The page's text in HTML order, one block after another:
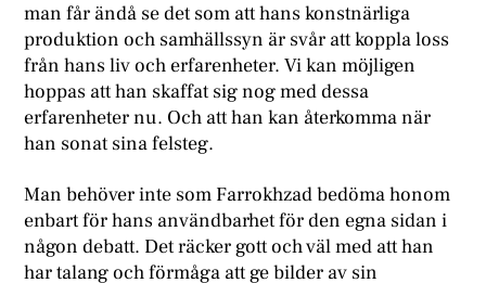
man får ändå se det som att hans konstnärliga
produktion och samhällssyn är svår att koppla loss
från hans liv och erfarenheter. Vi kan möjligen
hoppas att han skaffat sig nog med dessa
erfarenheter nu. Och att han kan återkomma när
han sonat sina felsteg.
Man behöver inte som Farrokhzad bedöma honom
enbart för hans användbarhet för den egna sidan i
någon debatt. Det räcker gott och väl med att han
har talang och förmåga att ge bilder av sin